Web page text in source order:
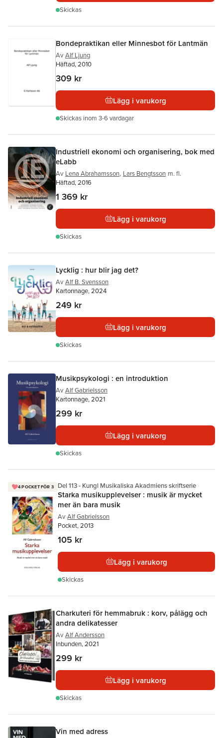
Skickas
Bondepraktikan eller Minnesbot för Lantmän
Av Alf Ljung
Häftad, 2010
309 kr
Lägg i varukorg
Skickas inom 3-6 vardagar
Industriell ekonomi och organisering, bok med
eLabb
Av Lena Abrahamsson, Lars Bengtsson m. fl.
Häftad, 2016
1 369 kr
Lägg i varukorg
Skickas
Lycklig : hur blir jag det?
Av Alf B. Svensson
Kartonnage, 2024
249 kr
Lägg i varukorg
Skickas
Musikpsykologi : en introduktion
Av Alf Gabrielsson
Kartonnage, 2021
299 kr
Lägg i varukorg
Skickas
4 POCKET FÖR 3 Del 113 - Kungl Musikaliska Akadmiens skriftserie
Starka musikupplevelser : musik är mycket
mer än bara musik
Av Alf Gabrielsson
Pocket, 2013
105 kr
Lägg i varukorg
Skickas
Charkuteri för hemmabruk : korv, pålägg och
andra delikatesser
Av Alf Andersson
Inbunden, 2021
299 kr
Lägg i varukorg
Skickas
Vin med adress